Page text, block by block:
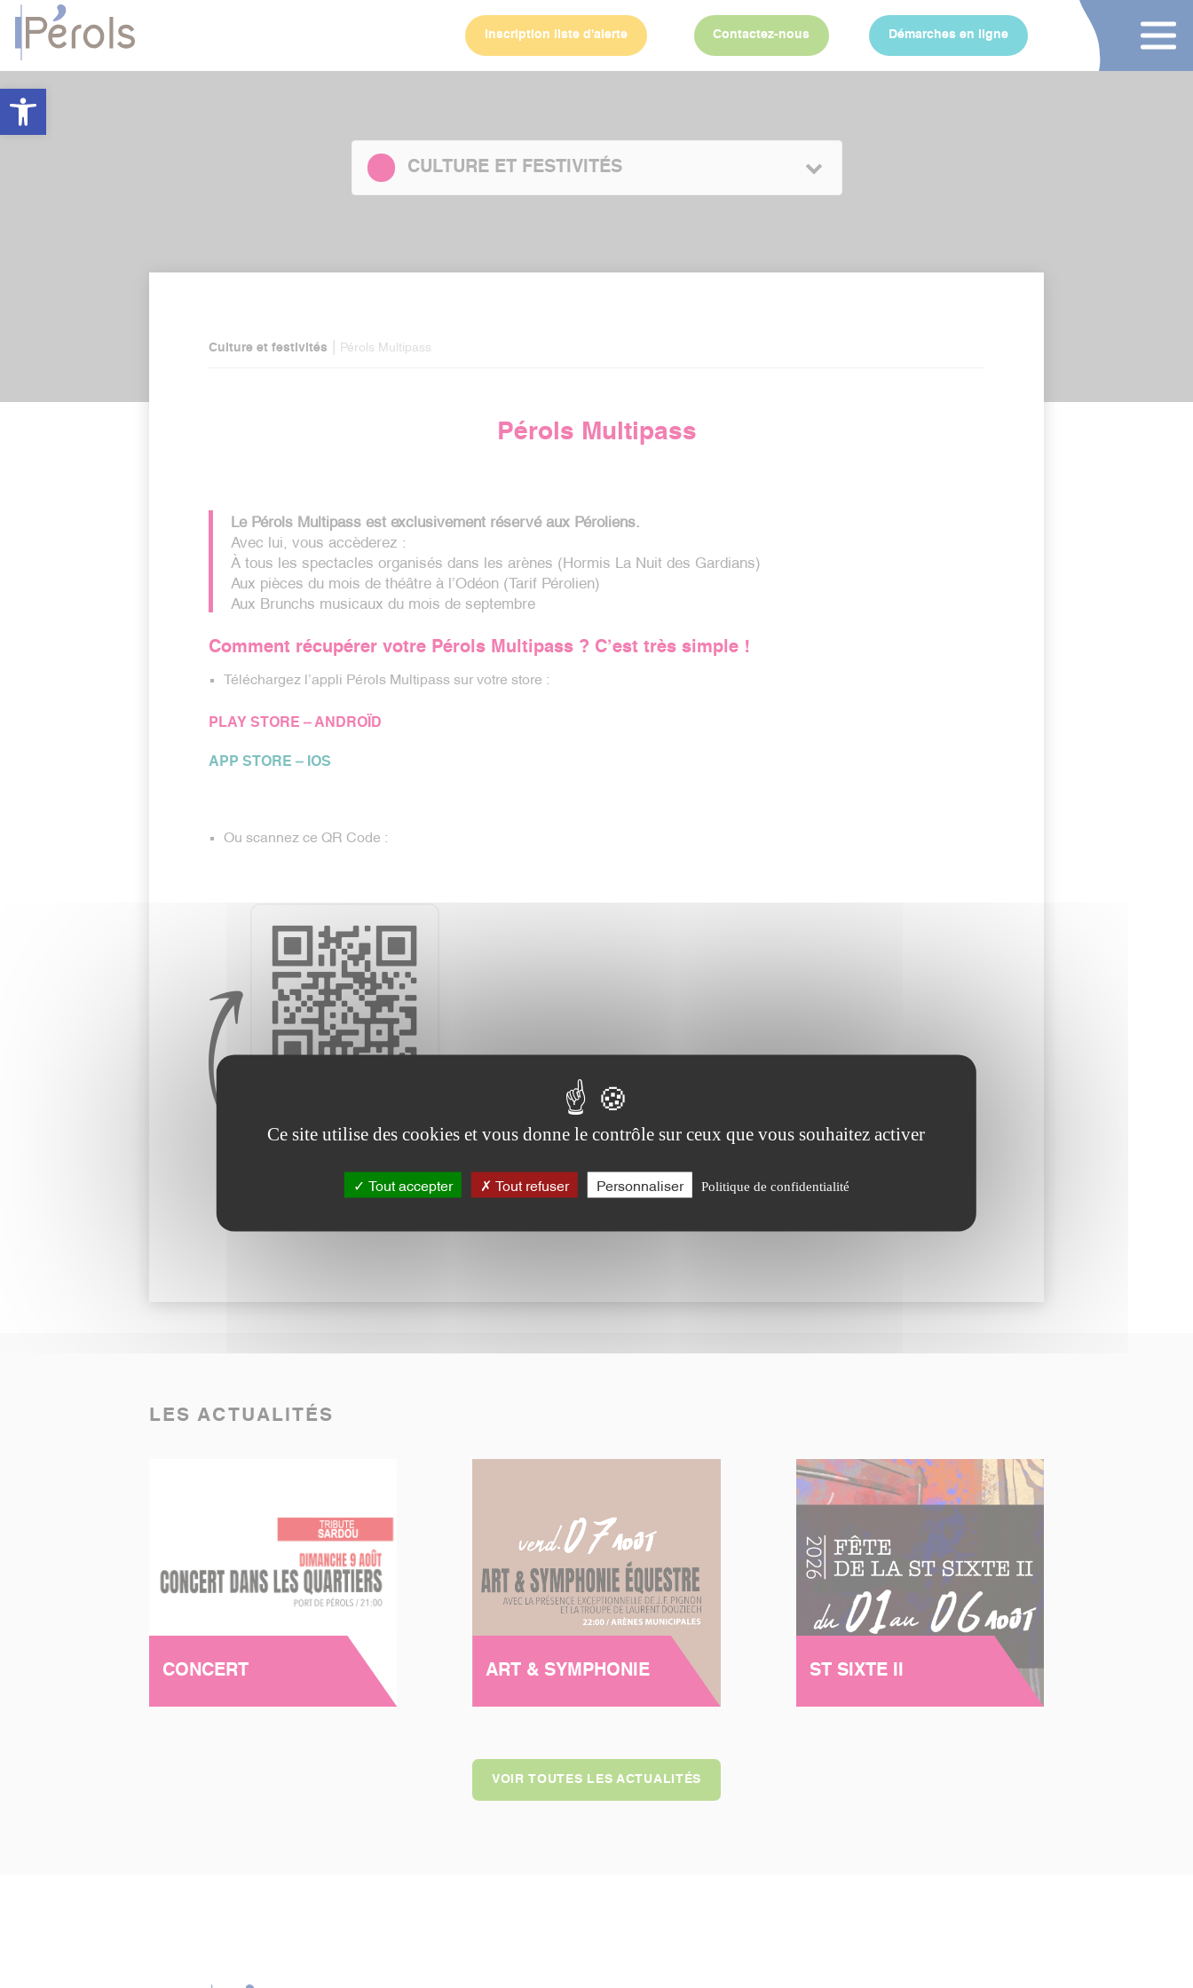
Ouvrir la barre d’outils
Inscription liste d'alerte Contactez-nous Démarches en ligne
CULTURE ET FESTIVITÉS
Culture et festivités Pérols Multipass
Pérols Multipass
Le Pérols Multipass est exclusivement réservé aux Péroliens.
Avec lui, vous accèderez :
À tous les spectacles organisés dans les arènes (Hormis La Nuit des Gardians)
Aux pièces du mois de théâtre à l’Odéon (Tarif Pérolien)
Aux Brunchs musicaux du mois de septembre
Comment récupérer votre Pérols Multipass ? C’est très simple !
Téléchargez l’appli Pérols Multipass sur votre store :
PLAY STORE – ANDROÏD
APP STORE – IOS
Ou scannez ce QR Code :
LES ACTUALITÉS
CONCERT ART & SYMPHONIE ST SIXTE II
VOIR TOUTES LES ACTUALITÉS
Panneau de gestion des cookies
Ce site utilise des cookies et vous donne le contrôle sur ceux que vous souhaitez activer
Tout accepter Tout refuser Personnaliser Politique de confidentialité